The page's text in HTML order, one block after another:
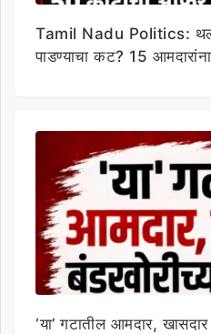
Tamil Nadu Politics:
पाडण्याचा कट? 15
‘या’ गटातील आमदार,